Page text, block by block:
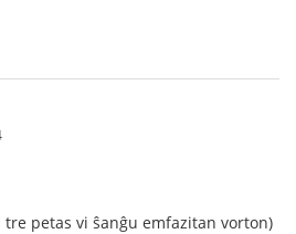
tre petas vi ŝanĝu emfazitan vorton)